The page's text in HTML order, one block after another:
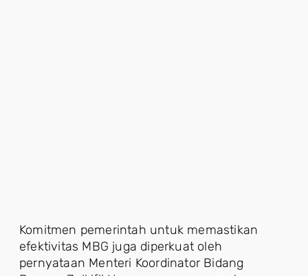
Komitmen pemerintah untuk memastikan
efektivitas MBG juga diperkuat oleh
pernyataan Menteri Koordinator Bidang